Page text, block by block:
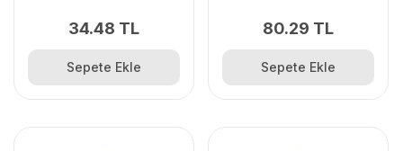
34.48 TL
Sepete Ekle
80.29 TL
Sepete Ekle